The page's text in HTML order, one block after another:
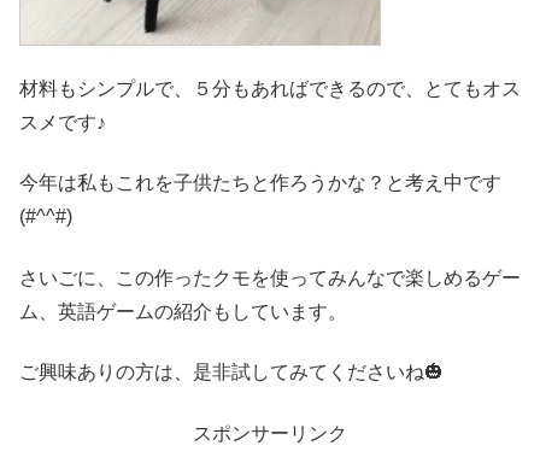
材料もシンプルで、５分もあればできるので、とてもオス
スメです♪
今年は私もこれを子供たちと作ろうかな？と考え中です
(#^^#)
さいごに、この作ったクモを使ってみんなで楽しめるゲー
ム、英語ゲームの紹介もしています。
ご興味ありの方は、是非試してみてくださいね🎃
スポンサーリンク